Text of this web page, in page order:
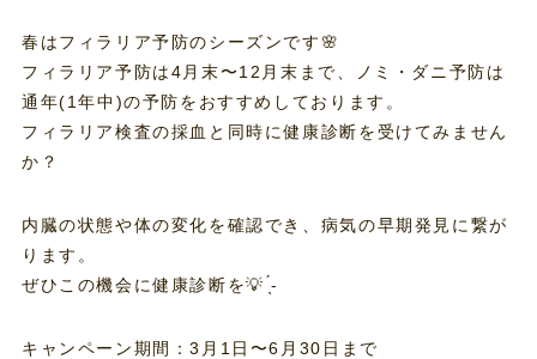
春はフィラリア予防のシーズンです🌸
フィラリア予防は4月末〜12月末まで、ノミ・ダニ予防は
通年(1年中)の予防をおすすめしております。
フィラリア検査の採血と同時に健康診断を受けてみません
か？
内臓の状態や体の変化を確認でき、病気の早期発見に繋が
ります。
ぜひこの機会に健康診断を💡 ̖́-‬
キャンペーン期間：3月1日〜6月30日まで